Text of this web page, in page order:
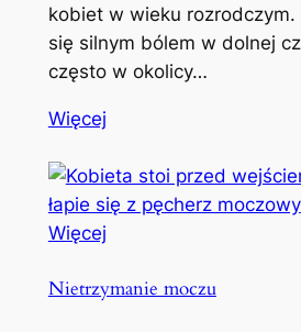
kobiet w wieku rozrodczym.
się silnym bólem w dolnej
często w okolicy…
Więcej
Więcej
Nietrzymanie moczu